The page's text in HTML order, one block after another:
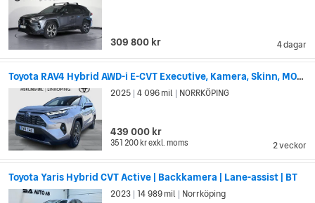
4 dagar
309 800 kr
Toyota RAV4 Hybrid AWD-i E-CVT Executive, Kamera, Skinn, MOMS
2 veckor
2025 4 096 mil NORRKÖPING
439 000 kr
351 200 krexkl. moms
Toyota Yaris Hybrid CVT Active | Backkamera | Lane-assist | BT
2023 14 989 mil Norrköping